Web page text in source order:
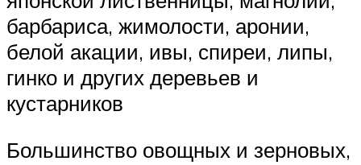
барбариса, жимолости, аронии,
белой акации, ивы, спиреи, липы,
гинко и других деревьев и
кустарников
Большинство овощных и зерновых,